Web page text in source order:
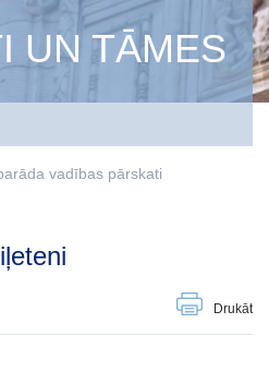
UN TĀMES
vadības pārskati
Drukāt